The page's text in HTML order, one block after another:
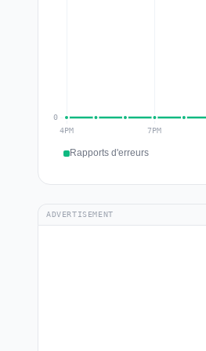
Rapports d'erreurs
ADVERTISEMENT